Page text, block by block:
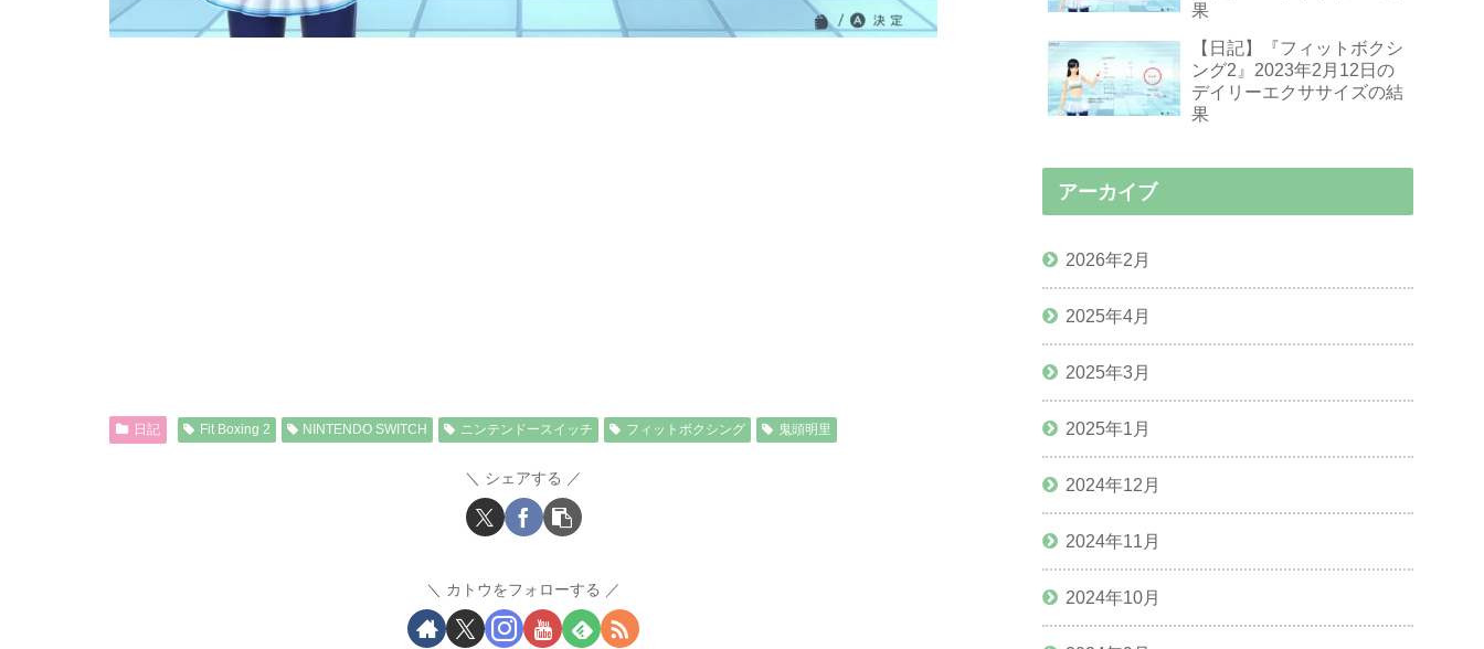
日記 Fit Boxing 2 NINTENDO SWITCH ニンテンドースイッチ フィットボクシング 鬼頭明里
シェアする
カトウをフォローする
果
【日記】『フィットボクシ
ング2』2023年2月12日の
デイリーエクササイズの結
果
アーカイブ
2026年2月
2025年4月
2025年3月
2025年1月
2024年12月
2024年11月
2024年10月